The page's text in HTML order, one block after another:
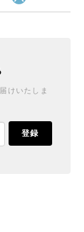
けいたしま
登録